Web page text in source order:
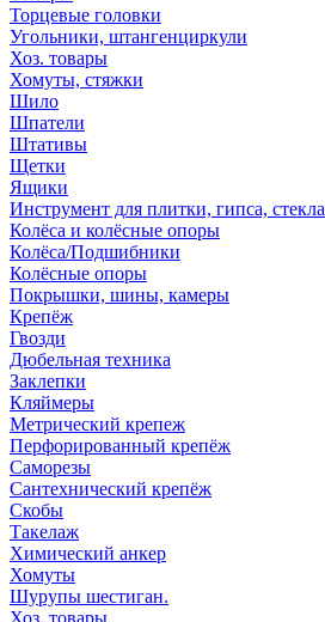
Торцевые головки
Угольники, штангенциркули
Хоз. товары
Хомуты, стяжки
Шило
Шпатели
Штативы
Щетки
Ящики
Инструмент для плитки, гипса, стекла
Колёса и колёсные опоры
Колёса/Подшибники
Колёсные опоры
Покрышки, шины, камеры
Крепёж
Гвозди
Дюбельная техника
Заклепки
Кляймеры
Метрический крепеж
Перфорированный крепёж
Саморезы
Сантехнический крепёж
Скобы
Такелаж
Химический анкер
Хомуты
Шурупы шестиган.
Хоз. товары